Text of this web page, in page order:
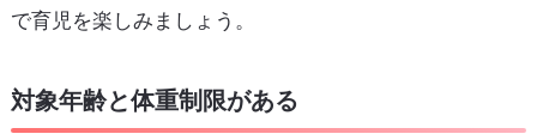
で育児を楽しみましょう。
対象年齢と体重制限がある